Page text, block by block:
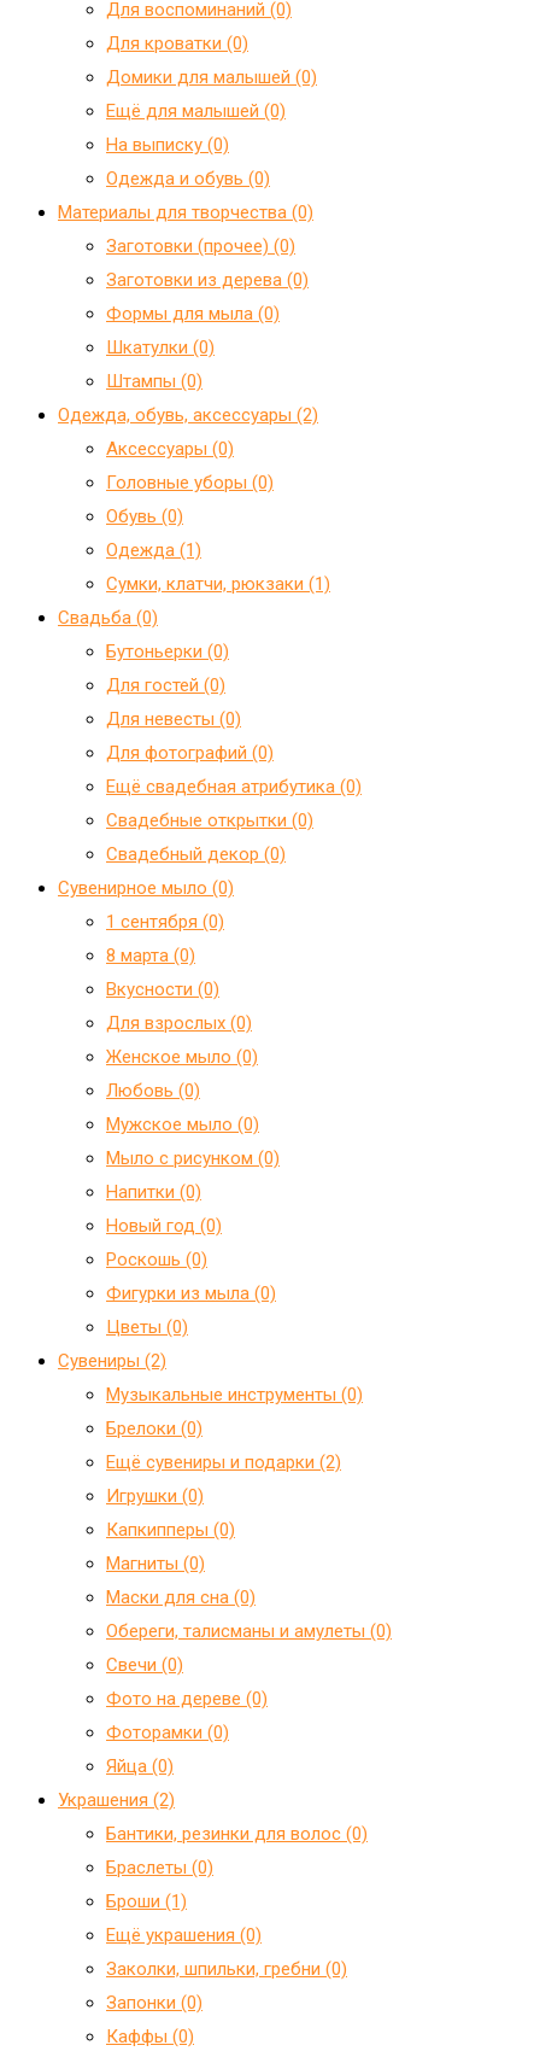
Для воспоминаний (0)
Для кроватки (0)
Домики для малышей (0)
Ещё для малышей (0)
На выписку (0)
Одежда и обувь (0)
Материалы для творчества (0)
Заготовки (прочее) (0)
Заготовки из дерева (0)
Формы для мыла (0)
Шкатулки (0)
Штампы (0)
Одежда, обувь, аксессуары (2)
Аксессуары (0)
Головные уборы (0)
Обувь (0)
Одежда (1)
Сумки, клатчи, рюкзаки (1)
Свадьба (0)
Бутоньерки (0)
Для гостей (0)
Для невесты (0)
Для фотографий (0)
Ещё свадебная атрибутика (0)
Свадебные открытки (0)
Свадебный декор (0)
Сувенирное мыло (0)
1 сентября (0)
8 марта (0)
Вкусности (0)
Для взрослых (0)
Женское мыло (0)
Любовь (0)
Мужское мыло (0)
Мыло с рисунком (0)
Напитки (0)
Новый год (0)
Роскошь (0)
Фигурки из мыла (0)
Цветы (0)
Сувениры (2)
Mузыкальные инструменты (0)
Брелоки (0)
Ещё сувениры и подарки (2)
Игрушки (0)
Капкипперы (0)
Магниты (0)
Маски для сна (0)
Обереги, талисманы и амулеты (0)
Свечи (0)
Фото на дереве (0)
Фоторамки (0)
Яйца (0)
Украшения (2)
Бантики, резинки для волос (0)
Браслеты (0)
Броши (1)
Ещё украшения (0)
Заколки, шпильки, гребни (0)
Запонки (0)
Каффы (0)